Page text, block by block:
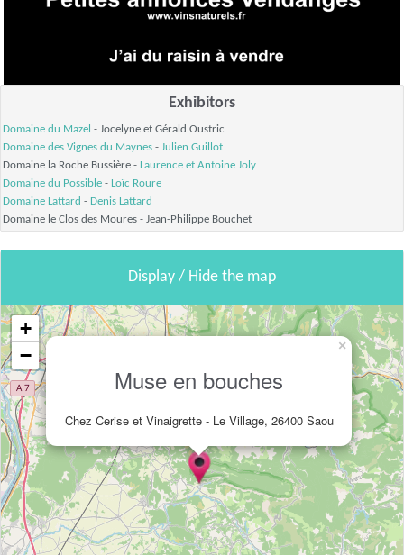
Exhibitors
Domaine du Mazel - Jocelyne et Gérald Oustric
Domaine des Vignes du Maynes - Julien Guillot
Domaine la Roche Bussière - Laurence et Antoine Joly
Domaine du Possible - Loïc Roure
Domaine Lattard - Denis Lattard
Domaine le Clos des Moures - Jean-Philippe Bouchet
Display / Hide the map
Muse en bouches
Chez Cerise et Vinaigrette - Le Village, 26400 Saou
×
+
−